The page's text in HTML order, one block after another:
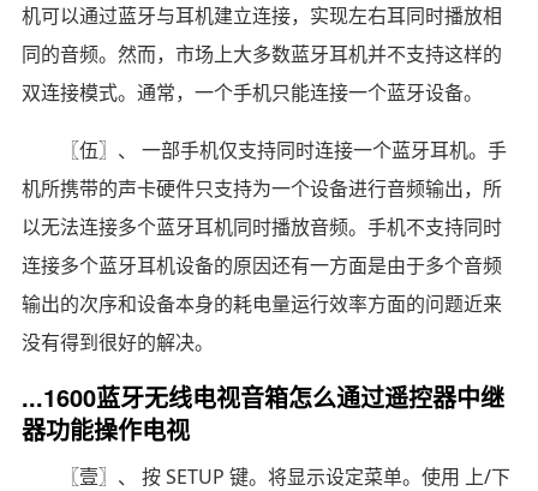
机可以通过蓝牙与耳机建立连接，实现左右耳同时播放相
同的音频。然而，市场上大多数蓝牙耳机并不支持这样的
双连接模式。通常，一个手机只能连接一个蓝牙设备。
〖伍〗、 一部手机仅支持同时连接一个蓝牙耳机。手
机所携带的声卡硬件只支持为一个设备进行音频输出，所
以无法连接多个蓝牙耳机同时播放音频。手机不支持同时
连接多个蓝牙耳机设备的原因还有一方面是由于多个音频
输出的次序和设备本身的耗电量运行效率方面的问题近来
没有得到很好的解决。
...1600蓝牙无线电视音箱怎么通过遥控器中继
器功能操作电视
〖壹〗、 按 SETUP 键。将显示设定菜单。使用 上/下